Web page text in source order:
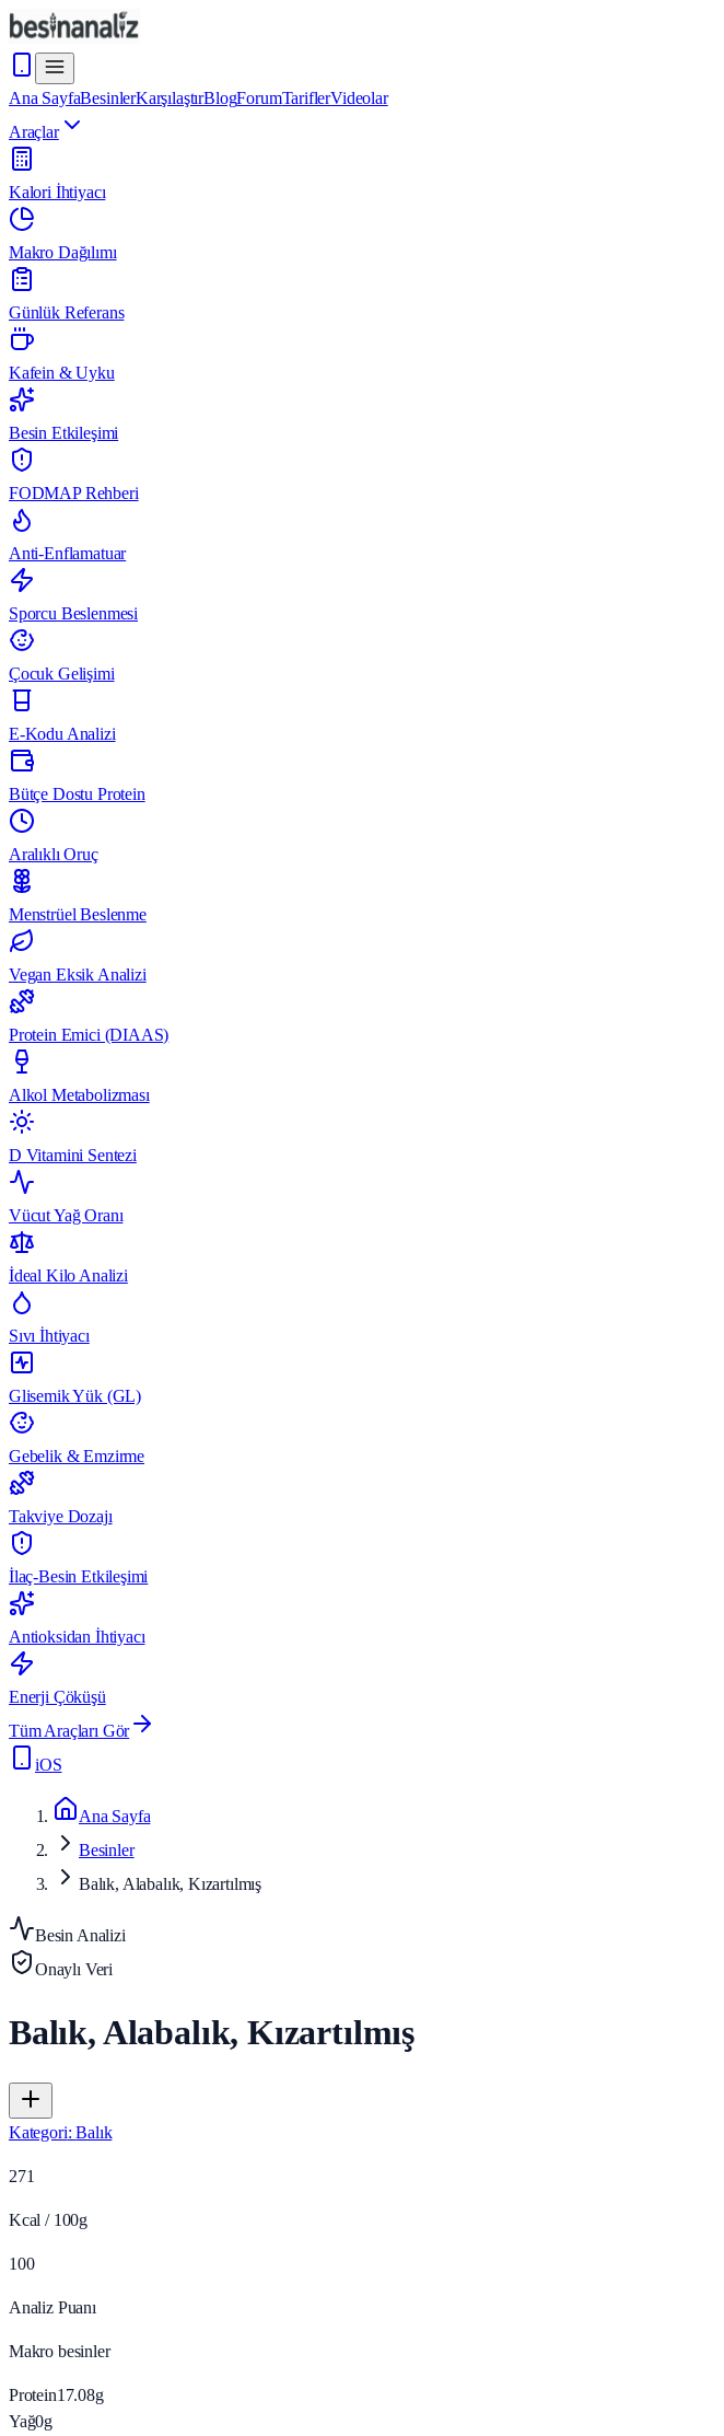
Ana SayfaBesinlerKarşılaştırBlogForumTariflerVideolar
Araçlar
Kalori İhtiyacı
Makro Dağılımı
Günlük Referans
Kafein & Uyku
Besin Etkileşimi
FODMAP Rehberi
Anti-Enflamatuar
Sporcu Beslenmesi
Çocuk Gelişimi
E-Kodu Analizi
Bütçe Dostu Protein
Aralıklı Oruç
Menstrüel Beslenme
Vegan Eksik Analizi
Protein Emici (DIAAS)
Alkol Metabolizması
D Vitamini Sentezi
Vücut Yağ Oranı
İdeal Kilo Analizi
Sıvı İhtiyacı
Glisemik Yük (GL)
Gebelik & Emzirme
Takviye Dozajı
İlaç-Besin Etkileşimi
Antioksidan İhtiyacı
Enerji Çöküşü
Tüm Araçları Gör
iOS
Ana Sayfa
Besinler
Balık, Alabalık, Kızartılmış
Besin Analizi
Onaylı Veri
Balık, Alabalık, Kızartılmış
Kategori:Balık
271
Kcal / 100g
100
Analiz Puanı
Makro besinler
Protein17.08g
Yağ0g